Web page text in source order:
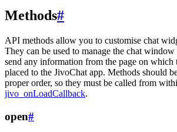
Methods#
API methods allow you to customise chat
They can be used to manage the chat
send any information from the page on
placed to the JivoChat app. Methods should
proper order, so they must be called from
jivo_onLoadCallback.
open#